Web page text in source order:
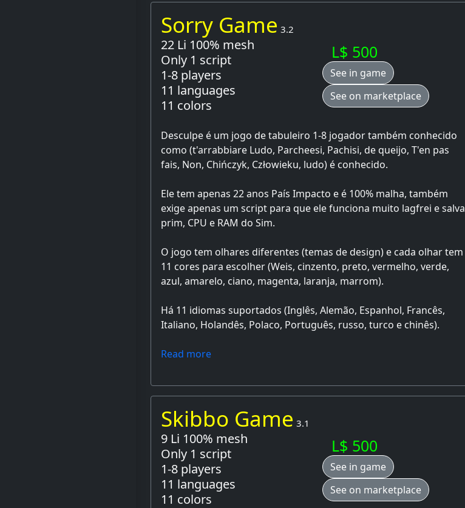
Sorry Game 3.2
22 Li 100% mesh
Only 1 script
1-8 players
11 languages
11 colors
L$ 500
See in game
See on marketplace
Desculpe é um jogo de tabuleiro 1-8 jogador também conhecido
como (t'arrabbiare Ludo, Parcheesi, Pachisi, de queijo, T'en pas
fais, Non, Chińczyk, Człowieku, ludo) é conhecido.
Ele tem apenas 22 anos País Impacto e é 100% malha, também
exige apenas um script para que ele funciona muito lagfrei e salva
prim, CPU e RAM do Sim.
O jogo tem olhares diferentes (temas de design) e cada olhar tem
11 cores para escolher (Weis, cinzento, preto, vermelho, verde,
azul, amarelo, ciano, magenta, laranja, marrom).
Há 11 idiomas suportados (Inglês, Alemão, Espanhol, Francês,
Italiano, Holandês, Polaco, Português, russo, turco e chinês).
Read more
Skibbo Game 3.1
9 Li 100% mesh
Only 1 script
1-8 players
11 languages
11 colors
L$ 500
See in game
See on marketplace